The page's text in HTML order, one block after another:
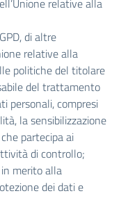
relative alla
di altre
relative alla
politiche del titolare
del trattamento
personali, compresi
la sensibilizzazione
partecipa ai
di controllo;
merito alla
dei dati e